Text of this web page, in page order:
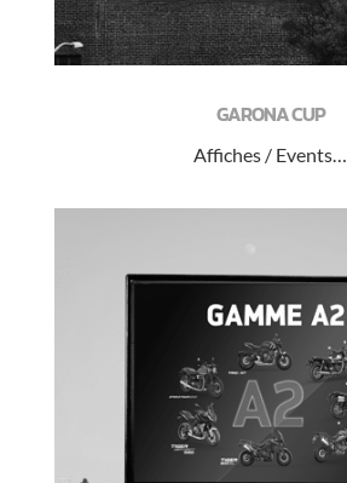
GARONA CUP
Affiches / Events…